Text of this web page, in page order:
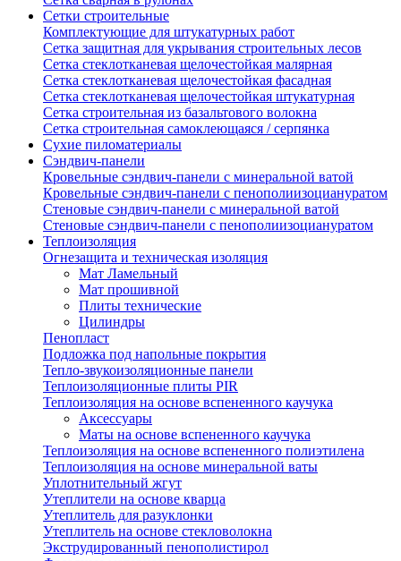
Сетки строительные
Комплектующие для штукатурных работ
Сетка защитная для укрывания строительных лесов
Сетка стеклотканевая щелочестойкая малярная
Сетка стеклотканевая щелочестойкая фасадная
Сетка стеклотканевая щелочестойкая штукатурная
Сетка строительная из базальтового волокна
Сетка строительная самоклеющаяся / серпянка
Сухие пиломатериалы
Сэндвич-панели
Кровельные сэндвич-панели с минеральной ватой
Кровельные сэндвич-панели с пенополиизоциануратом
Стеновые сэндвич-панели с минеральной ватой
Стеновые сэндвич-панели с пенополиизоциануратом
Теплоизоляция
Огнезащита и техническая изоляция
Мат Ламельный
Мат прошивной
Плиты технические
Цилиндры
Пенопласт
Подложка под напольные покрытия
Тепло-звукоизоляционные панели
Теплоизоляционные плиты PIR
Теплоизоляция на основе вспененного каучука
Аксессуары
Маты на основе вспененного каучука
Теплоизоляция на основе вспененного полиэтилена
Теплоизоляция на основе минеральной ваты
Уплотнительный жгут
Утеплители на основе кварца
Утеплитель для разуклонки
Утеплитель на основе стекловолокна
Экструдированный пенополистирол